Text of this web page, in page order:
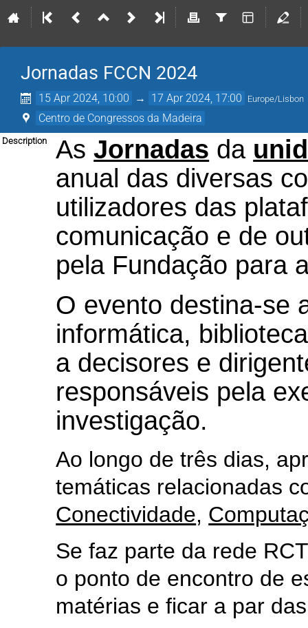
Jornadas FCCN 2024
15 Apr 2024, 10:00 → 17 Apr 2024, 17:00 Europe/Lisbon
Centro de Congressos da Madeira
Description AsJornadas da
anual das diversas
utilizadores das
comunicação e de
pela Fundação para
O evento destina-se
informática,
a decisores e
responsáveis pela
investigação.
Ao longo de três dias,
temáticas relacionadas
Conectividade,
Se faz parte da rede
o ponto de encontro de
matérias e ficar a par